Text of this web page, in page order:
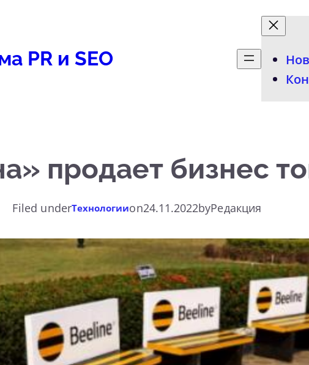
PR и SEO
продает бизнес
Filed underТехнологииon24.11.2022byРедакция